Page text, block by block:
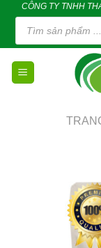
content
CÔNG TY TNHH
Tìm
kiếm
phẩm